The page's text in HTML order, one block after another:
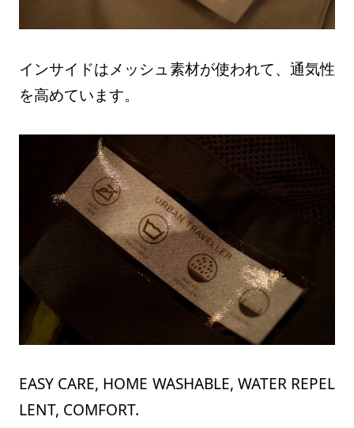
インサイドはメッシュ素材が使われて、通気性
を高めています。
EASY CARE, HOME WASHABLE, WATER REPEL
LENT, COMFORT.